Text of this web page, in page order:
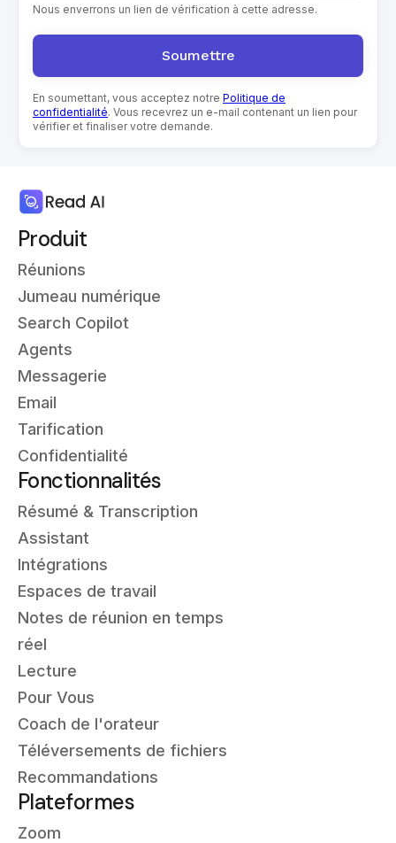
Nous enverrons un lien de vérification à cette adresse.
En soumettant, vous acceptez notre Politique de
confidentialité. Vous recevrez un e-mail contenant un lien pour
vérifier et finaliser votre demande.
Produit
Réunions
Jumeau numérique
Search Copilot
Agents
Messagerie
Email
Tarification
Confidentialité
Fonctionnalités
Résumé & Transcription
Assistant
Intégrations
Espaces de travail
Notes de réunion en temps
réel
Lecture
Pour Vous
Coach de l'orateur
Téléversements de fichiers
Recommandations
Plateformes
Zoom